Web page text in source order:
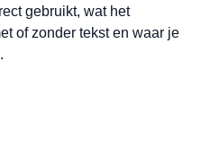
gebruikt, wat het
of zonder tekst en waar je